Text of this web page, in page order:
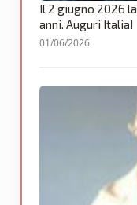
Il 2 giugno 2026
anni. Auguri Italia!
01/06/2026